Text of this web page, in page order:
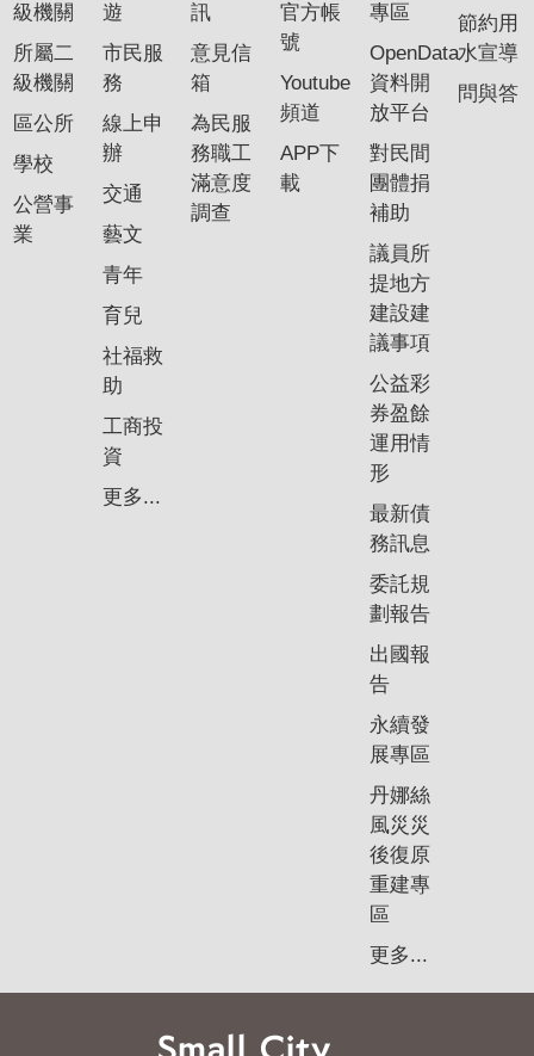
English
資
安
全
政
策
級機關
所屬二
級機關
區公所
學校
公營事
業
遊
市民服
務
線上申
辦
交通
藝文
青年
育兒
社福救
助
工商投
資
更多...
訊
意見信
箱
為民服
務職工
滿意度
調查
官方帳
號
Youtube
頻道
APP下
載
專區
OpenData
資料開
放平台
對民間
團體捐
補助
議員所
提地方
建設建
議事項
公益彩
券盈餘
運用情
形
最新債
務訊息
委託規
劃報告
出國報
告
永續發
展專區
丹娜絲
風災災
後復原
重建專
區
更多...
節約用
水宣導
問與答